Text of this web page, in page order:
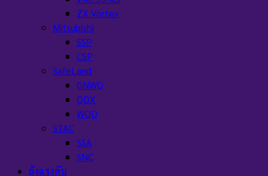
ZX Vortex
Mitsubishi
SSP
CSP
SafeLand
GNWQ
QDX
WQD
STAC
SSA
SNC
ถังแรงดัน